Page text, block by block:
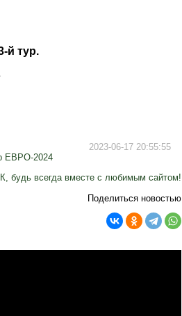
й тур.
2023-06-17 20:55:55
ЕВРО-2024
будь всегда вместе с любимым сайтом!
Поделиться новостью